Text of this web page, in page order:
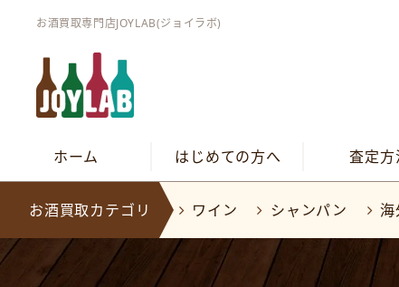
お酒買取専門店JOYLAB(ジョイラボ)
ホーム はじめての方へ 査定方
お酒買取カテゴリ ワイン シャンパン 海